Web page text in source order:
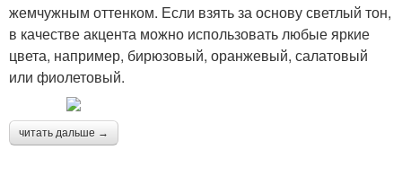
жемчужным оттенком. Если взять за основу светлый тон,
в качестве акцента можно использовать любые яркие
цвета, например, бирюзовый, оранжевый, салатовый
или фиолетовый.
читать дальше →